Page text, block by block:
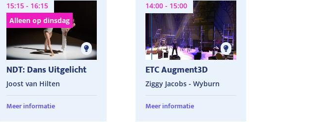
NDT: Dans Uitgelicht
15:15 - 16:15
Alleen op dinsdag
Joost van Hilten
Meer informatie
ETC Augment3D
14:00 - 15:00
Ziggy Jacobs - Wyburn
Meer informatie